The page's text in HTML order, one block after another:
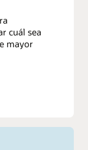
cuál sea
mayor